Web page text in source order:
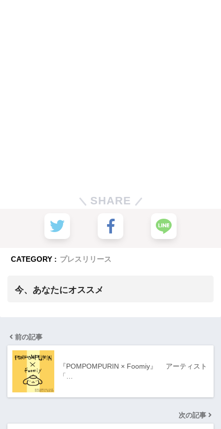
SHARE
CATEGORY : プレスリリース
今、あなたにオススメ
前の記事
『POMPOMPURIN × Foomiy』 アーティスト
「…
次の記事